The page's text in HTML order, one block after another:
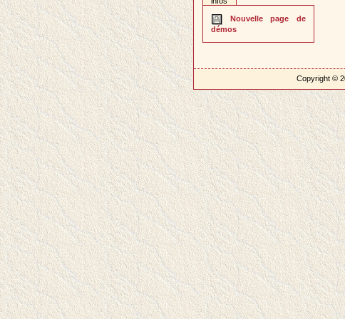
Nouvelle page de
démos
Copyright ©